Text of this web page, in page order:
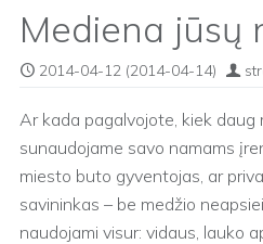
Mediena jūsų
2014-04-12 (2014-04-14)
Ar kada pagalvojote, kiek daug
sunaudojame savo namams
miesto buto gyventojas, ar
savininkas – be medžio
naudojami visur: vidaus, lauko